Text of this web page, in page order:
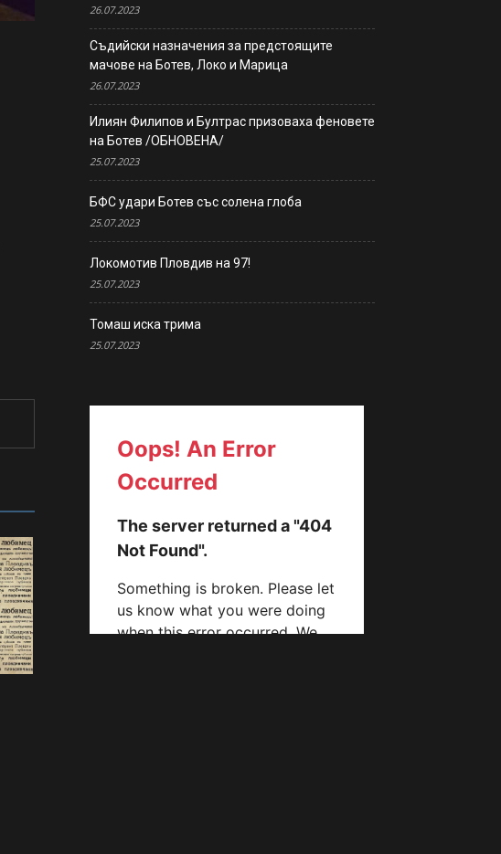
26.07.2023
Съдийски назначения за предстоящите
мачове на Ботев, Локо и Марица
26.07.2023
Илиян Филипов и Бултрас призоваха феновете
на Ботев /ОБНОВЕНА/
25.07.2023
БФС удари Ботев със солена глоба
25.07.2023
Локомотив Пловдив на 97!
25.07.2023
Томаш иска трима
25.07.2023